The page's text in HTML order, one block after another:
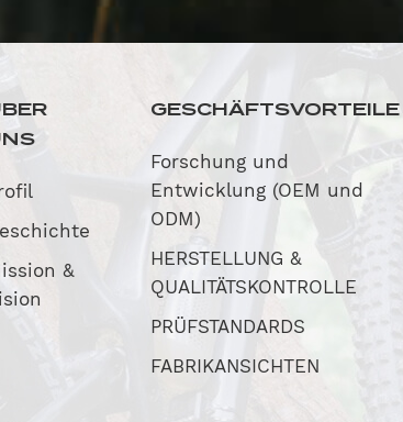
&
GESCHÄFTSVORTEILE
Forschung und
Entwicklung (OEM und
ODM)
HERSTELLUNG &
QUALITÄTSKONTROLLE
PRÜFSTANDARDS
FABRIKANSICHTEN